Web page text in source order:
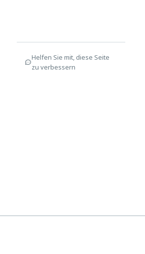
Helfen Sie mit, diese Seite
zu verbessern